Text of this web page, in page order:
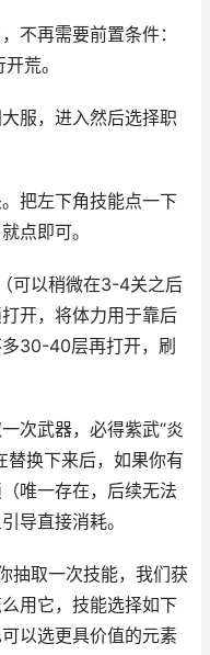
不再需要前置条件：
荒。
服，进入然后选择职
把左下角技能点一下
点即可。
可以稍微在3-4关之后
开，将体力用于靠后
30-40层再打开，刷
次武器，必得紫武“炎
替换下来后，如果你有
唯一存在，后续无法
导直接消耗。
抽取一次技能，我们获
用它，技能选择如下
以选更具价值的元素